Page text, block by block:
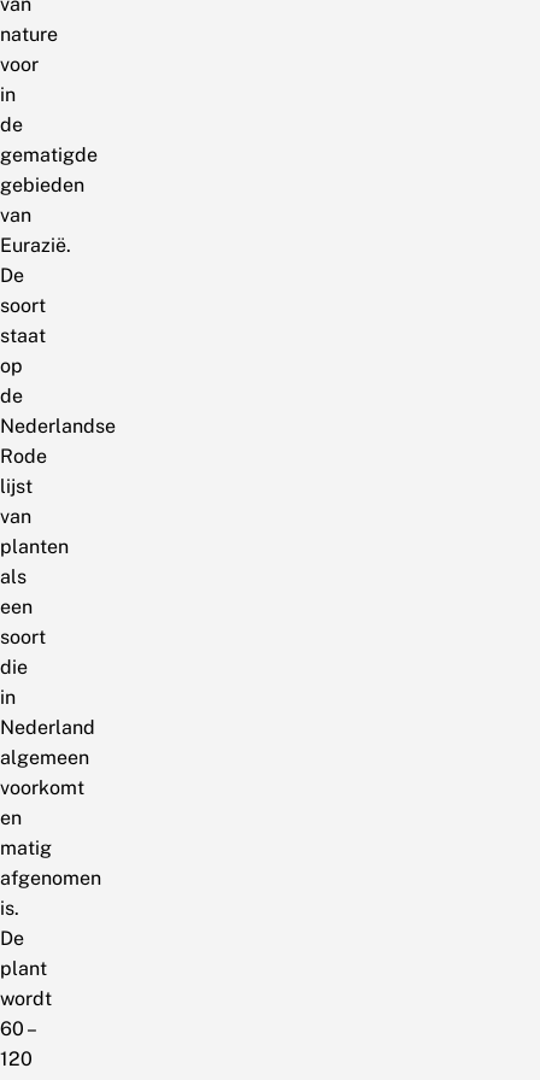
nature
voor
in
de
gematigde
gebieden
van
Eurazië.
De
soort
staat
op
de
Nederlandse
Rode
lijst
van
planten
als
een
soort
die
in
Nederland
algemeen
voorkomt
en
matig
afgenomen
is.
De
plant
wordt
60 –
120